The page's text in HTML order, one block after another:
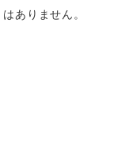
ありません。